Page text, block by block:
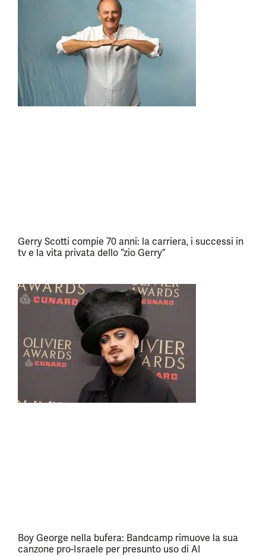
Gerry Scotti compie 70 anni: la carriera, i successi in
tv e la vita privata dello “zio Gerry”
Boy George nella bufera: Bandcamp rimuove la sua
canzone pro-Israele per presunto uso di AI